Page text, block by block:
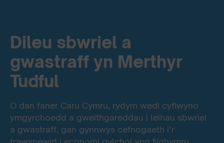
Dileu sbwriel a
gwastraff yn Merthyr
Tudful
O dan faner Caru Cymru, rydym wedi cyflwyno
ymgyrchoedd a gweithgareddau i leihau sbwriel
a gwastraff, gan gynnwys cefnogaeth i’r